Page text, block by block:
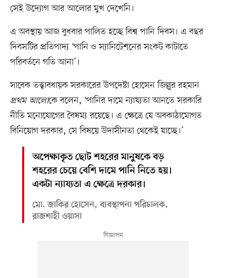
সেই উদ্যোগ আর আলোর মুখ দেখেনি।
এ অবস্থায় আজ বুধবার পালিত হচ্ছে বিশ্ব পানি দিবস। এ বছর
দিবসটির প্রতিপাদ্য ‘পানি ও স্যানিটেশনের সংকট কাটাতে
পরিবর্তনে গতি আনা’।
সাবেক তত্ত্বাবধায়ক সরকারের উপদেষ্টা হোসেন জিল্লুর রহমান
প্রথম আলোকে বলেন, ‘পানির দামে ন্যায্যতা আনতে সরকারি
নীতি মনোযোগের বৈষম্য রয়েছে। এ ক্ষেত্রে যে অবকাঠামোগত
বিনিয়োগ দরকার, সে বিষয়ে উদাসীনতা থেকেই যাচ্ছে।’
অপেক্ষাকৃত ছোট শহরের মানুষকে বড়
শহরের চেয়ে বেশি দামে পানি নিতে হয়।
একটা ন্যায্যতা এ ক্ষেত্রে দরকার।
মো. জাকির হোসেন, ব্যবস্থাপনা পরিচালক,
রাজশাহী ওয়াসা